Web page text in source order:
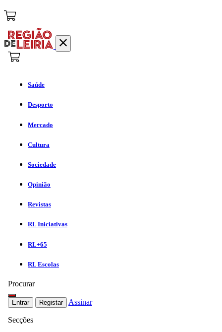
Saúde
Desporto
Mercado
Cultura
Sociedade
Opinião
Revistas
RL Iniciativas
RL+65
RL Escolas
Procurar
Entrar Registar Assinar
Secções